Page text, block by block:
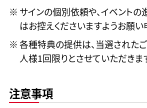
サインの個別依頼や、イベント
はお控えくださいますようお願い
各種特典の提供は、当選された
人様1回限りとさせていただきま
注意事項